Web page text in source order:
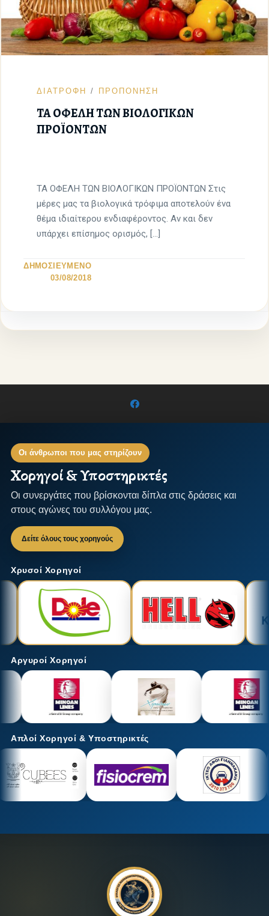
ΔΙΑΤΡΟΦΗ ΠΡΟΠΟΝΗΣΗ
ΤΑ ΟΦΕΛΗ ΤΩΝ ΒΙΟΛΟΓΙΚΩΝ
ΠΡΟΪΟΝΤΩΝ
ΤΑ ΟΦΕΛΗ ΤΩΝ ΒΙΟΛΟΓΙΚΩΝ ΠΡΟΪΟΝΤΩΝ Στις
μέρες μας τα βιολογικά τρόφιμα αποτελούν ένα
θέμα ιδιαίτερου ενδιαφέροντος. Αν και δεν
υπάρχει επίσημος ορισμός, […]
ΔΗΜΟΣΙΕΥΜΕΝΟ
03/08/2018
Οι άνθρωποι που μας στηρίζουν
Χορηγοί & Υποστηρικτές
Οι συνεργάτες που βρίσκονται δίπλα στις δράσεις και
στους αγώνες του συλλόγου μας.
Δείτε όλους τους χορηγούς
Χρυσοί Χορηγοί
Αργυροί Χορηγοί
Απλοί Χορηγοί & Υποστηρικτές